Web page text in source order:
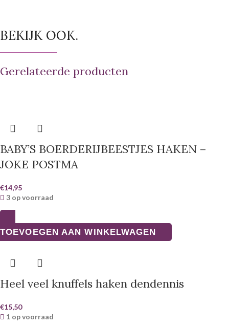
BEKIJK OOK.
Gerelateerde producten
BABY’S BOERDERIJBEESTJES HAKEN –
JOKE POSTMA
€14,95
3 op voorraad
TOEVOEGEN AAN WINKELWAGEN
Heel veel knuffels haken dendennis
€15,50
1 op voorraad